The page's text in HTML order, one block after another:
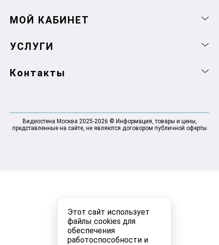
Этот сайт использует
файлы cookies для
обеспечения
работоспособности и
МОЙ КАБИНЕТ
УСЛУГИ
Контакты
Видеостена Москва 2025-2026 © Информация, товары и цены,
представленные на сайте, не являются договором публичной оферты